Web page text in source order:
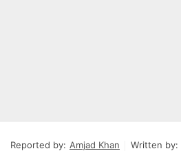
Reported by: Amjad Khan Written by: